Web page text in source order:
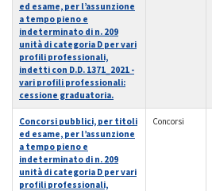
ed esame, per l’assunzione
a tempo pieno e
indeterminato di n. 209
unità di categoria D per vari
profili professionali,
indetti con D.D. 1371_2021 -
vari profili professionali:
cessione graduatoria.
Concorsi pubblici, per titoli
ed esame, per l’assunzione
a tempo pieno e
indeterminato di n. 209
unità di categoria D per vari
profili professionali,
Concorsi